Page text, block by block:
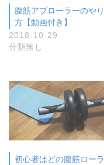
腹筋アブローラーのやり
方【動画付き】
2018-10-29
分類無し
初心者はどの腹筋ローラ